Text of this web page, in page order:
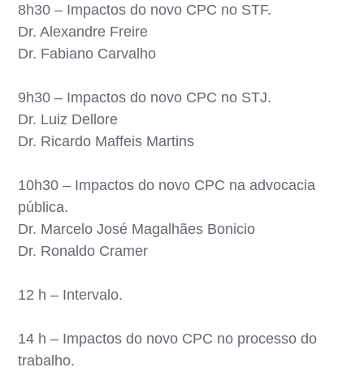
8h30 – Impactos do novo CPC no STF.
Dr. Alexandre Freire
Dr. Fabiano Carvalho
9h30 – Impactos do novo CPC no STJ.
Dr. Luiz Dellore
Dr. Ricardo Maffeis Martins
10h30 – Impactos do novo CPC na advocacia
pública.
Dr. Marcelo José Magalhães Bonicio
Dr. Ronaldo Cramer
12 h – Intervalo.
14 h – Impactos do novo CPC no processo do
trabalho.